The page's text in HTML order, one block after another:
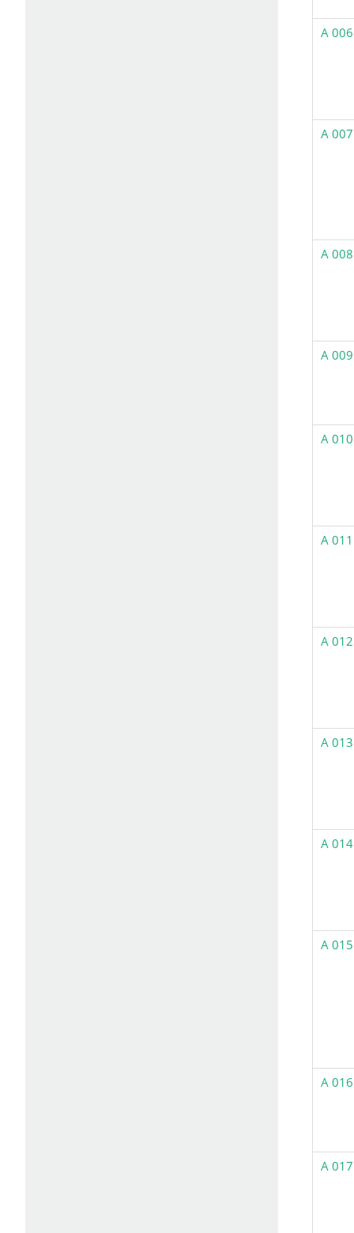
A 006
A 007
A 008
A 009
A 010
A 011
A 012
A 013
A 014
A 015
A 016
A 017